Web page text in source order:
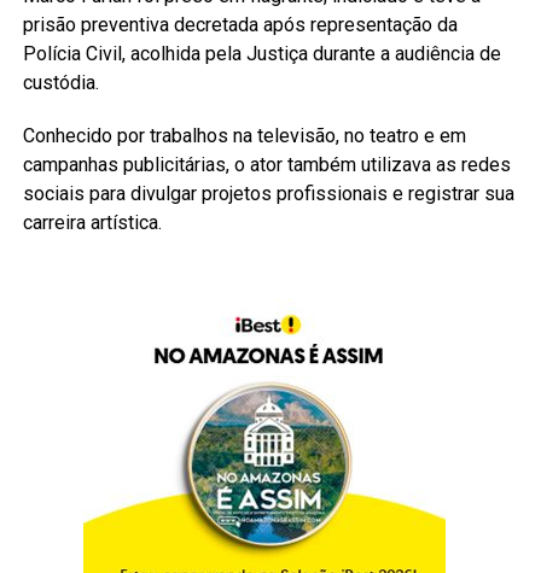
prisão preventiva decretada após representação da
Polícia Civil, acolhida pela Justiça durante a audiência de
custódia.
Conhecido por trabalhos na televisão, no teatro e em
campanhas publicitárias, o ator também utilizava as redes
sociais para divulgar projetos profissionais e registrar sua
carreira artística.